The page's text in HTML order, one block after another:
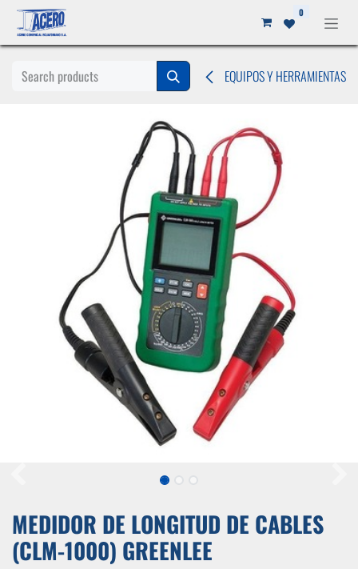
Ir al contenido 0
EQUIPOS Y HERRAMIENTAS
MEDIDOR DE LONGITUD DE CABLES
(CLM-1000) GREENLEE